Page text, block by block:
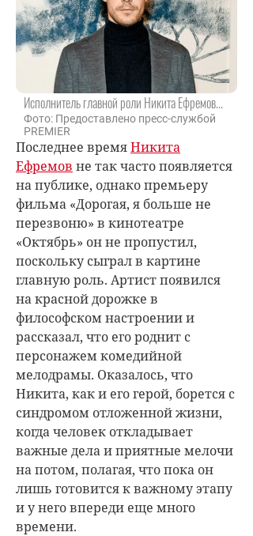
Исполнитель главной роли Никита Ефремов...
Фото: Предоставлено пресс-службой
PREMIER
Последнее времяНикита
Ефремов не так часто появляется
на публике, однако премьеру
фильма «Дорогая, я больше не
перезвоню» в кинотеатре
«Октябрь» он не пропустил,
поскольку сыграл в картине
главную роль. Артист появился
на красной дорожке в
философском настроении и
рассказал, что его роднит с
персонажем комедийной
мелодрамы. Оказалось, что
Никита, как и его герой, борется с
синдромом отложенной жизни,
когда человек откладывает
важные дела и приятные мелочи
на потом, полагая, что пока он
лишь готовится к важному этапу
и у него впереди еще много
времени.